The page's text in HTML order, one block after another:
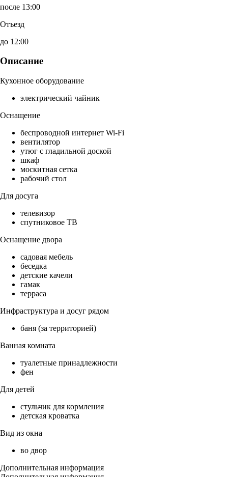
после 13:00
Отъезд
до 12:00
Описание
Кухонное оборудование
электрический чайник
Оснащение
беспроводной интернет Wi-Fi
вентилятор
утюг с гладильной доской
шкаф
москитная сетка
рабочий стол
Для досуга
телевизор
спутниковое ТВ
Оснащение двора
садовая мебель
беседка
детские качели
гамак
терраса
Инфраструктура и досуг рядом
баня (за территорией)
Ванная комната
туалетные принадлежности
фен
Для детей
стульчик для кормления
детская кроватка
Вид из окна
во двор
Дополнительная информация